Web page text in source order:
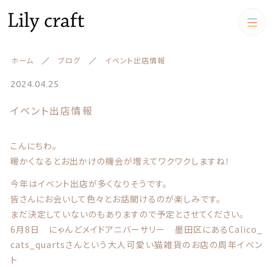
ホーム ブログ イベント出店情報
2024.04.25
イベント出店情報
こんにちわ。
暖かくなるとお出かけの機会が増えてワクワクしますね！
今年はイベント出店が多くなりそうです。
皆さんにお会いして色々とお話聞けるのが楽しみです。
まだ決定していないのもありますので予定とさせてください。
6月8日 にゃんどメイドアニバーサリー 墨田区にあるCalico_
cats_quartsさんという大人可愛い猫雑貨のお店の周年イベン
ト
カテゴリー
うちの子クッション
お財布
アクリルスタンド アクリル
フィギュア
iPadケース,マルチケース
お財布
キーケース、名刺ケース
親カテゴリー
子カテゴリー